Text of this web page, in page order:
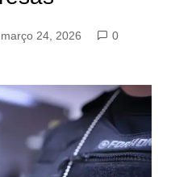
março 24, 2026
0